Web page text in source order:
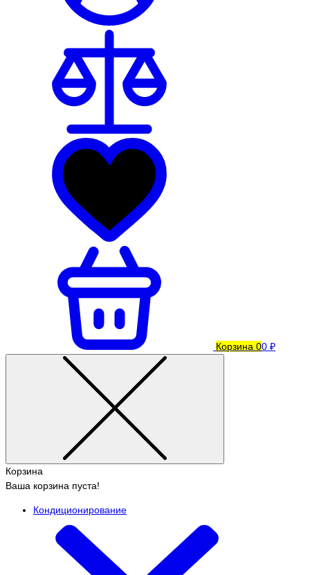
Корзина 00 ₽
Корзина
Ваша корзина пуста!
Кондиционирование